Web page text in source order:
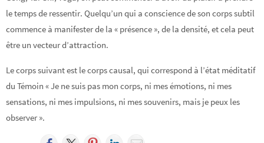
le temps de ressentir. Quelqu’un qui a conscience de son corps subtil
commence à manifester de la « présence », de la densité, et cela peut
être un vecteur d’attraction.
Le corps suivant est le corps causal, qui correspond à l’état méditatif
du Témoin « Je ne suis pas mon corps, ni mes émotions, ni mes
sensations, ni mes impulsions, ni mes souvenirs, mais je peux les
observer ».